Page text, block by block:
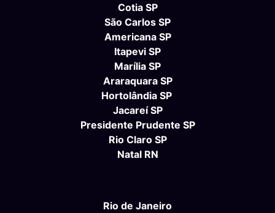
Cotia SP
São Carlos SP
Americana SP
Itapevi SP
Marília SP
Araraquara SP
Hortolândia SP
Jacareí SP
Presidente Prudente SP
Rio Claro SP
Natal RN
Rio de Janeiro